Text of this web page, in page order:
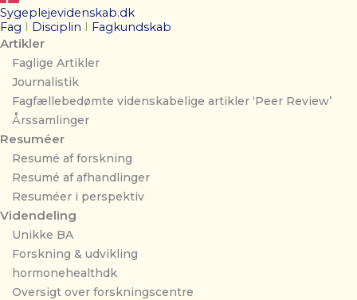
Sygeplejevidenskab.dk
Fag I Disciplin I Fagkundskab
Artikler
Faglige Artikler
Journalistik
Fagfællebedømte videnskabelige artikler ‘Peer Review’
Årssamlinger
Resuméer
Resumé af forskning
Resumé af afhandlinger
Resuméer i perspektiv
Videndeling
Unikke BA
Forskning & udvikling
hormonehealthdk
Oversigt over forskningscentre